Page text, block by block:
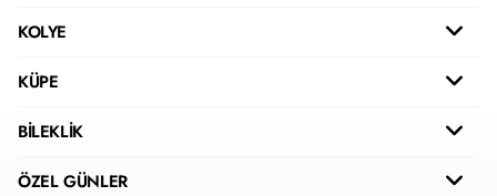
KOLYE
KÜPE
BİLEKLİK
ÖZEL GÜNLER